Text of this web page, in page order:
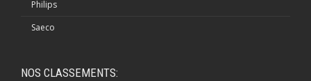
Philips
Saeco
NOS CLASSEMENTS: